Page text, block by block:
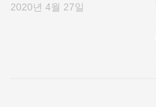
2020년 4월 27일